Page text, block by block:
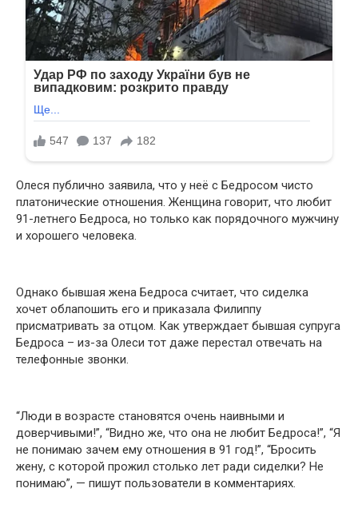
Олеся публично заявила, что у неё с Бедросом чисто
платонические отношения. Женщина говорит, что любит
91-летнего Бедроса, но только как порядочного мужчину
и хорошего человека.
Однако бывшая жена Бедроса считает, что сиделка
хочет облапошить его и приказала Филиппу
присматривать за отцом. Как утверждает бывшая супруга
Бедроса – из-за Олеси тот даже перестал отвечать на
телефонные звонки.
“Люди в возрасте становятся очень наивными и
доверчивыми!”, “Видно же, что она не любит Бедроса!”, “Я
не понимаю зачем ему отношения в 91 год!”, “Бросить
жену, с которой прожил столько лет ради сиделки? Не
понимаю”, — пишут пользователи в комментариях.